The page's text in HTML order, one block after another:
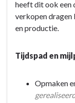
kwaliteitsvol
verdichten
PA1-
heeft dit ook een
verkopen
en productie.
Tijdspad en
Opmaken